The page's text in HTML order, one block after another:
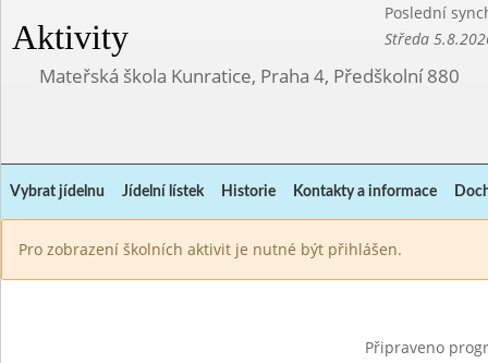
Aktivity
Poslední
Středa
Mateřská škola Kunratice, Praha 4, Předškolní 880
Vybrat jídelnu Jídelní lístek Historie Kontakty a informace
Pro zobrazení školních aktivit je nutné být přihlášen.
Připraveno